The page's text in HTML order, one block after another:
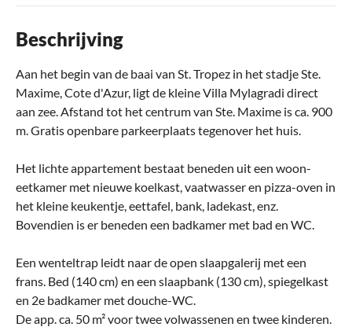
Beschrijving
Aan het begin van de baai van St. Tropez in het stadje Ste.
Maxime, Cote d'Azur, ligt de kleine Villa Mylagradi direct
aan zee. Afstand tot het centrum van Ste. Maxime is ca. 900
m. Gratis openbare parkeerplaats tegenover het huis.
Het lichte appartement bestaat beneden uit een woon-
eetkamer met nieuwe koelkast, vaatwasser en pizza-oven in
het kleine keukentje, eettafel, bank, ladekast, enz.
Bovendien is er beneden een badkamer met bad en WC.
Een wenteltrap leidt naar de open slaapgalerij met een
frans. Bed (140 cm) en een slaapbank (130 cm), spiegelkast
en 2e badkamer met douche-WC.
De app. ca. 50 m² voor twee volwassenen en twee kinderen.